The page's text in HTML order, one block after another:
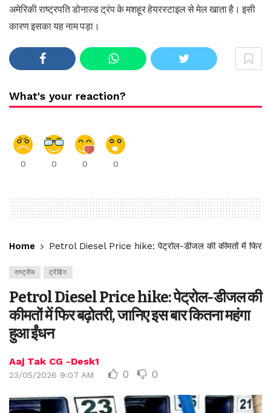
अमेरिकी राष्ट्रपति डोनाल्ड ट्रंप के मशहूर हेयरस्टाइल से मेल खाता है। इसी
कारण इसका यह नाम पड़ा।
What's your reaction?
0 0 0 0
Home Petrol Diesel Price hike: पेट्रोल-डीजल की कीमतों में फिर
राष्ट्रीय ट्रेंडिंग
Petrol Diesel Price hike: पेट्रोल-डीजल की
कीमतों में फिर बढ़ोतरी, जानिए इस बार कितना महंगा
हुआ ईंधन
Aaj Tak CG -Desk1
23/05/2026 9:07 AM 0 0